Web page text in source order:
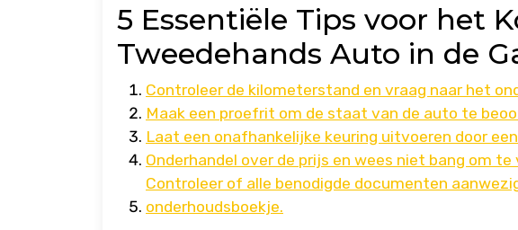
5 Essentiële Tips voor het
Tweedehands Auto in de
Controleer de kilometerstand en vraag naar het
Maak een proefrit om de staat van de auto te
Laat een onafhankelijke keuring uitvoeren door
Onderhandel over de prijs en wees niet bang om
Controleer of alle benodigde documenten
onderhoudsboekje.